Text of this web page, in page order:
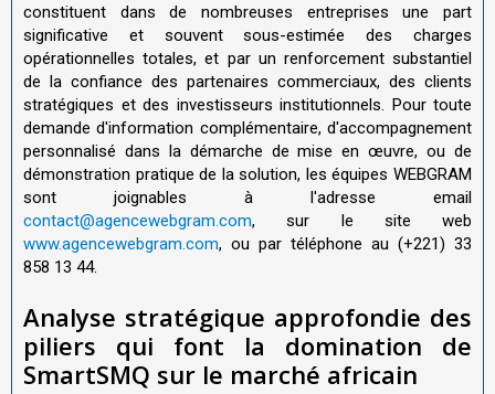
constituent dans de nombreuses entreprises une part
significative et souvent sous-estimée des charges
opérationnelles totales, et par un renforcement substantiel
de la confiance des partenaires commerciaux, des clients
stratégiques et des investisseurs institutionnels. Pour toute
demande d'information complémentaire, d'accompagnement
personnalisé dans la démarche de mise en œuvre, ou de
démonstration pratique de la solution, les équipes WEBGRAM
sont joignables à l'adresse email
contact@agencewebgram.com, sur le site web
www.agencewebgram.com, ou par téléphone au (+221) 33
858 13 44.
Analyse stratégique approfondie des
piliers qui font la domination de
SmartSMQ sur le marché africain